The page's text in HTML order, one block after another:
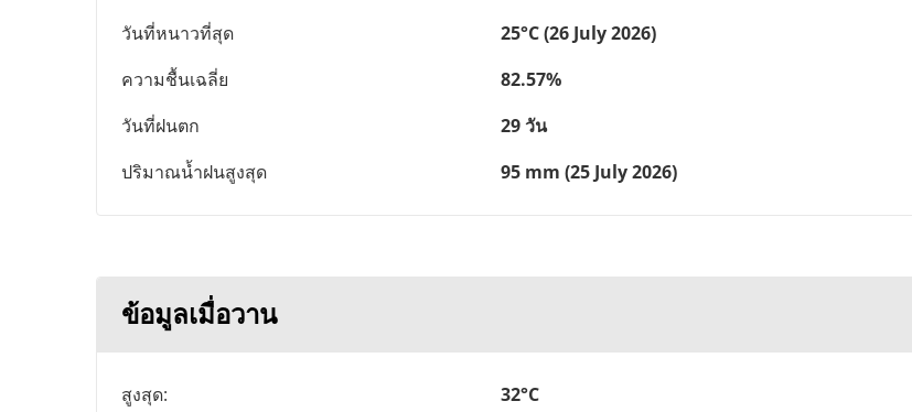
วันที่หนาวที่สุด
25°C (26 July 2026)
ความชื้นเฉลี่ย
82.57%
วันที่ฝนตก
29 วัน
ปริมาณน้ำฝนสูงสุด
95 mm (25 July 2026)
ข้อมูลเมื่อวาน
สูงสุด:
32°C